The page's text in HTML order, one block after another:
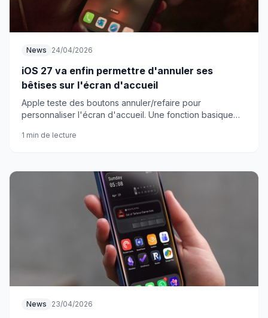
News 24/04/2026
iOS 27 va enfin permettre d'annuler ses
bêtises sur l'écran d'accueil
Apple teste des boutons annuler/refaire pour
personnaliser l'écran d'accueil. Une fonction basique
1 min de lecture
News 23/04/2026